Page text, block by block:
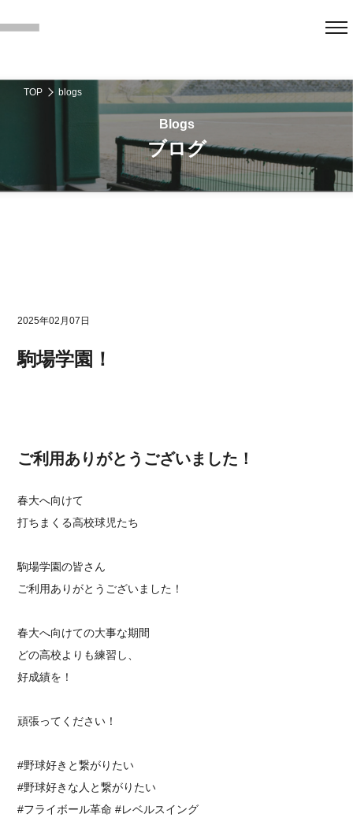
TOP blogs
ブログ
2025年02月07日
駒場学園！
ご利用ありがとうございました！
春大へ向けて
打ちまくる高校球児たち
駒場学園の皆さん
ご利用ありがとうございました！
春大へ向けての大事な期間
どの高校よりも練習し、
好成績を！
頑張ってください！
#野球好きと繋がりたい
#野球好きな人と繋がりたい
⁡#フライボール革命 #レベルスイング⁡